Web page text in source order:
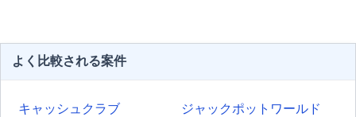
よく比較される案件
キャッシュクラブ ジャックポットワールド